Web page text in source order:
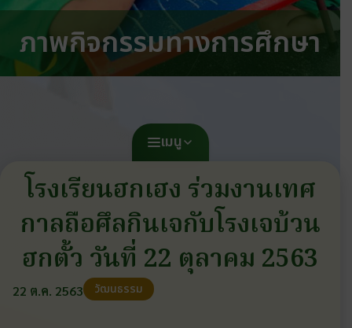
ภาพกิจกรรมทางการศึกษา
เมนู
โรงเรียนฮกเฮง ร่วมงานเทศ
กาลถือศึลกินเจกับโรงเจบ้วน
ฮกตั้ว วันที่ 22 ตุลาคม 2563
22 ต.ค. 2563 วัฒนธรรม